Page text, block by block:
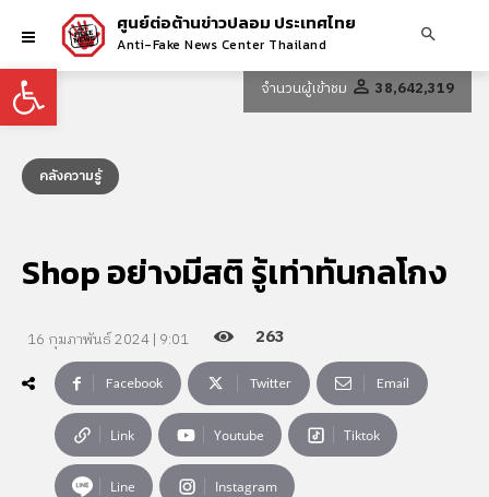
Open toolbar
ศูนย์ต่อต้านข่าวปลอม ประเทศไทย
Anti-Fake News Center Thailand
จำนวนผู้เข้าชม 38,642,319
คลังความรู้
Shop อย่างมีสติ รู้เท่าทันกลโกง
16 กุมภาพันธ์ 2024 | 9:01 263
Facebook Twitter Email
Link Youtube Tiktok
Line Instagram